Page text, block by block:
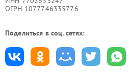
ОГРН 1077746335776
Поделиться в соц. сетях: